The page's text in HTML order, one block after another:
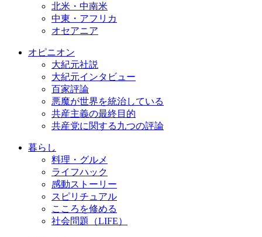
北米・中南米
中東・アフリカ
オセアニア
オピニオン
大紀元社説
大紀元インタビュー
百家評論
悪魔が世界を統治している
共産主義の最終目的
共産党に関する九つの評論
暮らし
料理・グルメ
ライフハック
感動ストーリー
スピリチュアル
こころを修める
社会問題（LIFE）